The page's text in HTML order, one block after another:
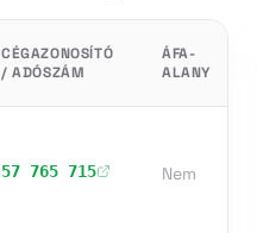
CÉGAZONOSÍTÓ
/ ADÓSZÁM
ÁFA-
ALANY
57 765 715 Nem